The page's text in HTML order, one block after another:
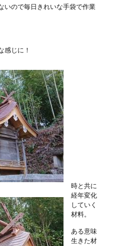
いので毎日きれいな手袋で作業
感じに！
時と共に
経年変化
していく
材料。
ある意味
生きた材